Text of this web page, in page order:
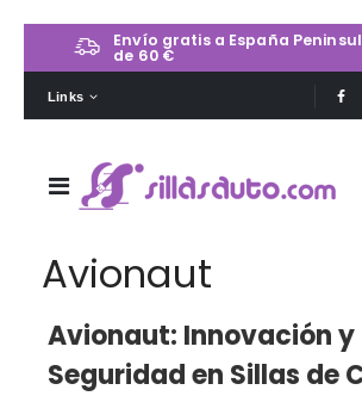
Envío gratis a España
de 60 €
Links
Avionaut
Avionaut: Innovación y
Seguridad en Sillas de